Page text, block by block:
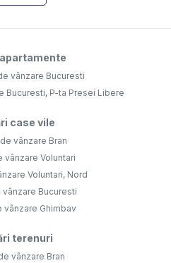
vânzare Bucuresti
Bucuresti, P-ta Presei Libere
case vile
vânzare Bran
vânzare Voluntari
Voluntari, Nord
Bucuresti
vânzare Ghimbav
terenuri
vânzare Bran